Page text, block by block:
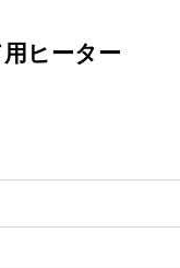
ヒーター